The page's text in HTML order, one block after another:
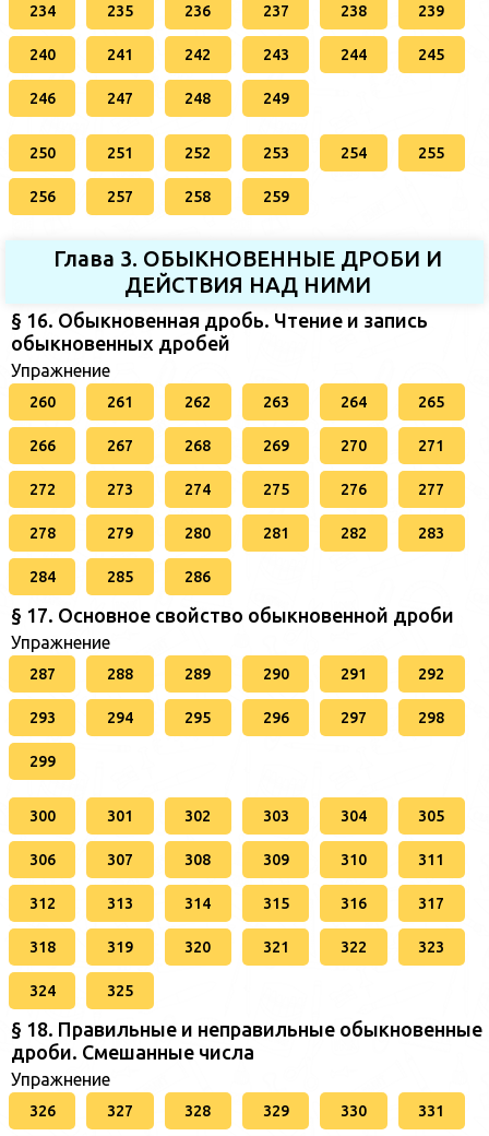
234 235 236 237 238 239
240 241 242 243 244 245
246 247 248 249
250 251 252 253 254 255
256 257 258 259
Глава 3. ОБЫКНОВЕННЫЕ ДРОБИ И
ДЕЙСТВИЯ НАД НИМИ
§ 16. Обыкновенная дробь. Чтение и запись
обыкновенных дробей
Упражнение
260 261 262 263 264 265
266 267 268 269 270 271
272 273 274 275 276 277
278 279 280 281 282 283
284 285 286
§ 17. Основное свойство обыкновенной дроби
Упражнение
287 288 289 290 291 292
293 294 295 296 297 298
299
300 301 302 303 304 305
306 307 308 309 310 311
312 313 314 315 316 317
318 319 320 321 322 323
324 325
§ 18. Правильные и неправильные обыкновенные
дроби. Смешанные числа
Упражнение
326 327 328 329 330 331